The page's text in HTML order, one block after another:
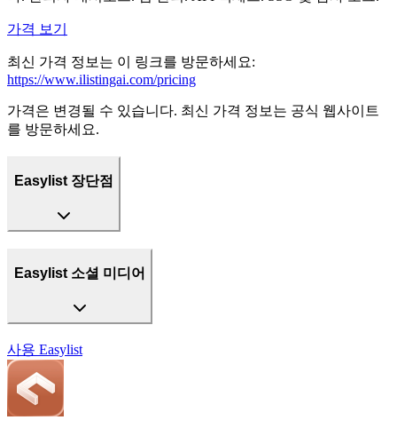
가격 보기
최신 가격 정보는 이 링크를 방문하세요:
https://www.ilistingai.com/pricing
가격은 변경될 수 있습니다. 최신 가격 정보는 공식 웹사이트
를 방문하세요.
Easylist 장단점
Easylist 소셜 미디어
사용 Easylist